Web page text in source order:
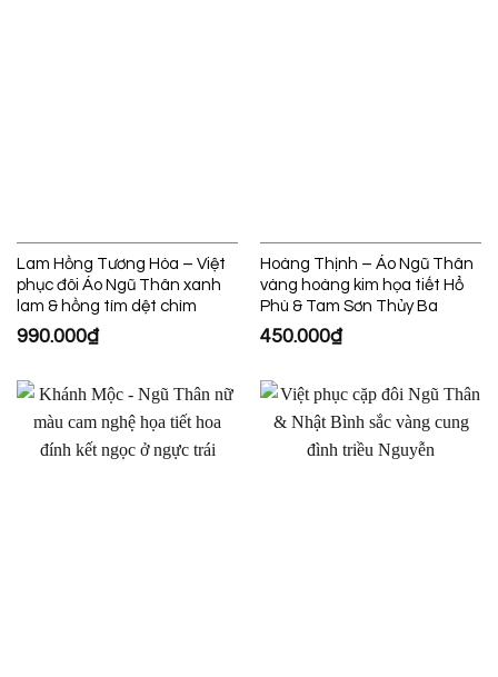
Lam Hồng Tương Hòa – Việt
phục đôi Áo Ngũ Thân xanh
lam & hồng tím dệt chìm
990.000₫
Hoàng Thịnh – Áo Ngũ Thân
vàng hoàng kim họa tiết Hổ
Phù & Tam Sơn Thủy Ba
450.000₫